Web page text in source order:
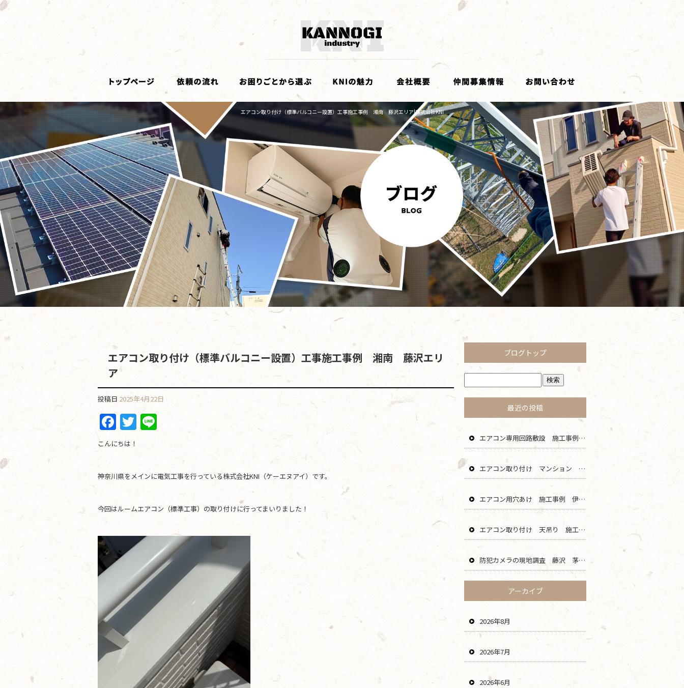
エアコン取り付け（標準バルコニー設置）工事施工事例 湘南 藤沢エリア|株式会社KNI
エアコン取り付け（標準バルコニー設置）工事施工事例 湘南 藤沢エリ
ア
投稿日 2025年4月22日
F
a
c
e
b
o
o
k
T
w
er
こんにちは！
神奈川県をメインに電気工事を行っている株式会社KNI（ケーエヌアイ）です。
今回はルームエアコン（標準工事）の取り付けに行ってまいりました！
ブログトップ
最近の投稿
エアコン専用回路敷設 施工事例 茅ヶ崎 藤沢 寒川 エリア
エアコン取り付け マンション 鎌倉 逗子 藤沢 横浜 エリア
エアコン用穴あけ 施工事例 伊勢原 秦野 平塚 二宮 エリア
エアコン取り付け 天吊り 施工事例 海老名 厚木 大和 綾瀬 エリア
防犯カメラの現地調査 藤沢 茅ヶ崎 平塚 寒川 エリア
アーカイブ
2026年8月
2026年7月
2026年6月